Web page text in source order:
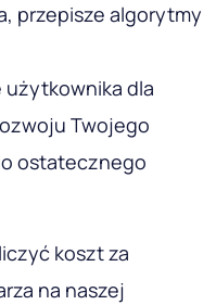
przepisze algorytmy
dla
Twojego
ostatecznego
koszt za
na naszej